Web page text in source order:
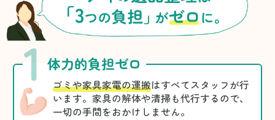
1 体力的負担ゼロ
ゴミや家具家電の運搬はすべてスタッフが行
います。家具の解体や清掃も代行するので、
一切の手間をおかけしません。